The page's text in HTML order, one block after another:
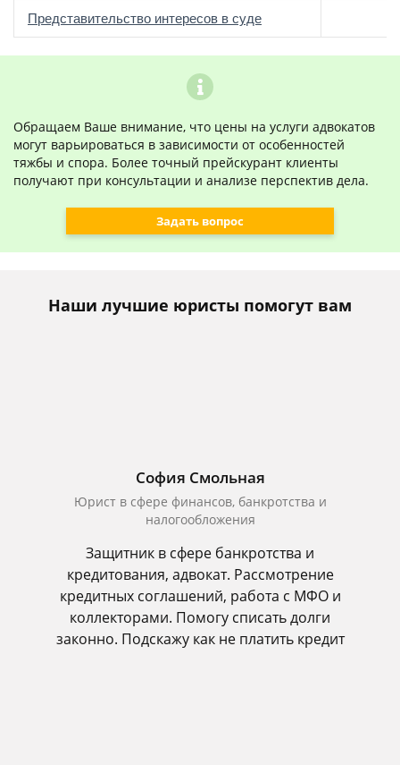
Представительство интересов в суде
Обращаем Ваше внимание, что цены на услуги адвокатов
могут варьироваться в зависимости от особенностей
тяжбы и спора. Более точный прейскурант клиенты
получают при консультации и анализе перспектив дела.
Задать вопрос
Наши лучшие юристы помогут вам
София Смольная
Юрист в сфере финансов, банкротства и
налогообложения
Защитник в сфере банкротства и
кредитования, адвокат. Рассмотрение
кредитных соглашений, работа с МФО и
коллекторами. Помогу списать долги
законно. Подскажу как не платить кредит